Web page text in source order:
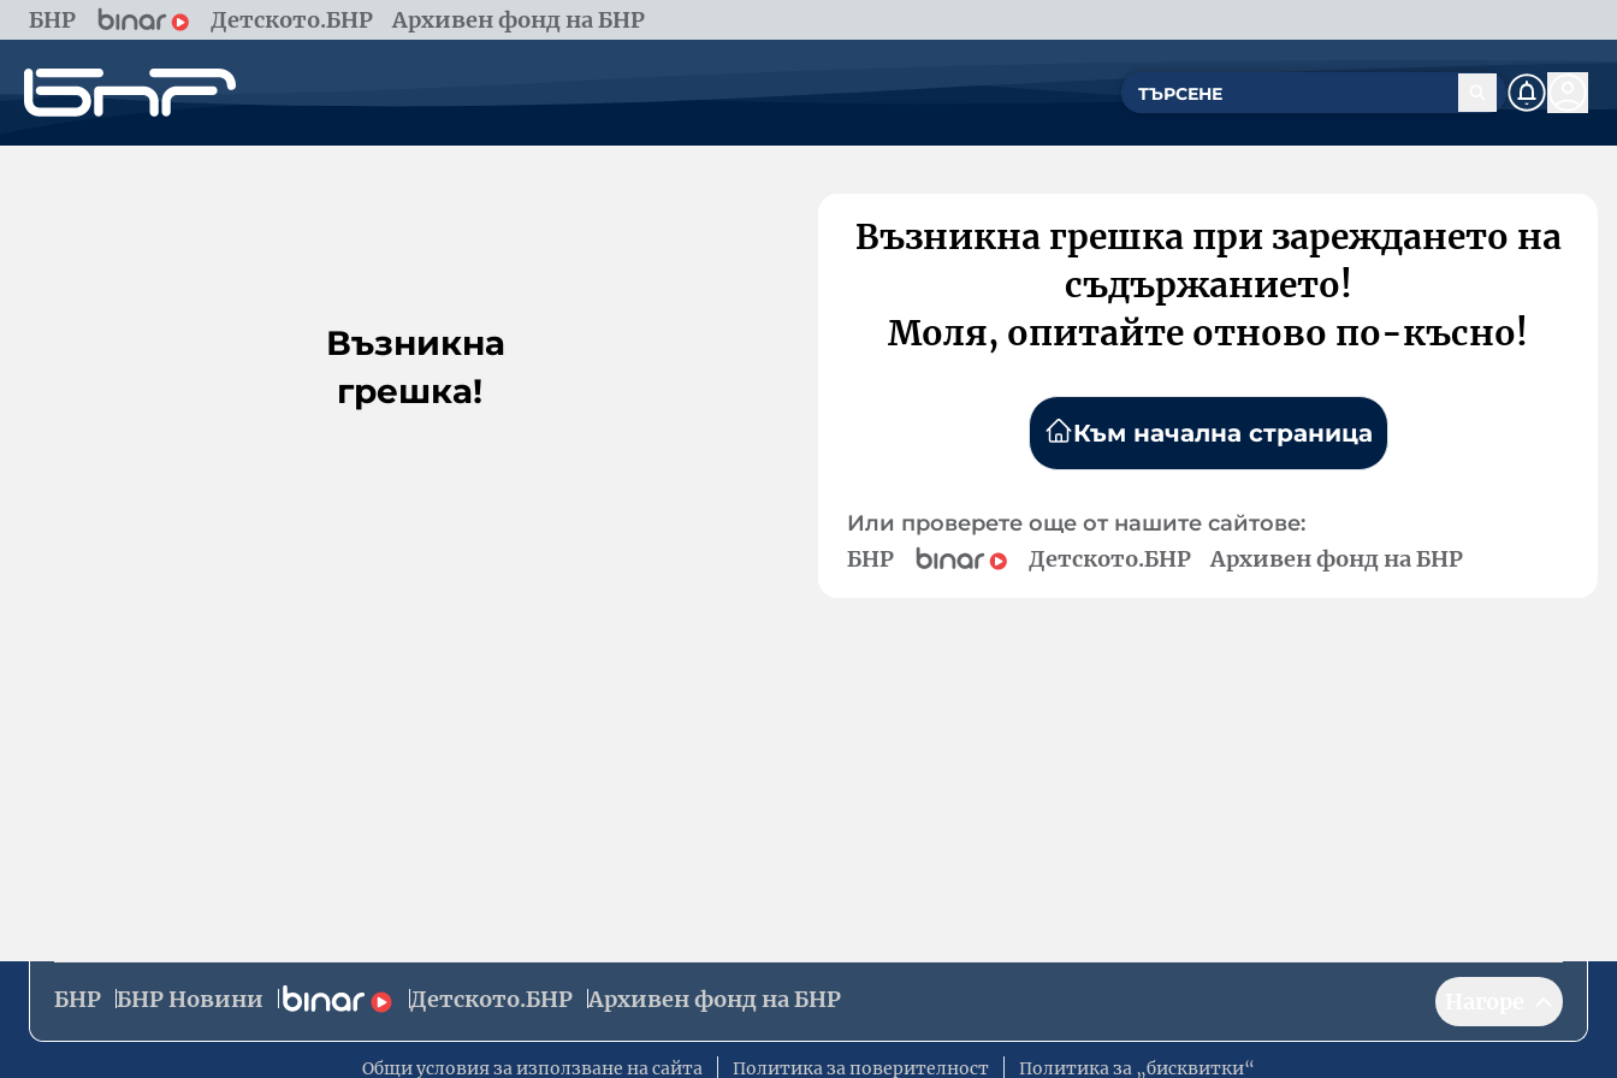
БНР Детското.БНР Архивен фонд на БНР
Възникна
грешка!
Възникна грешка при зареждането на
съдържанието!
Моля, опитайте отново по-късно!
Към начална страница
Или проверете още от нашите сайтове:
БНР Детското.БНР Архивен фонд на БНР
БНР БНР Новини Детското.БНР Архивен фонд на БНР
Общи условия за използване на сайта Политика за поверителност Политика за „бисквитки“